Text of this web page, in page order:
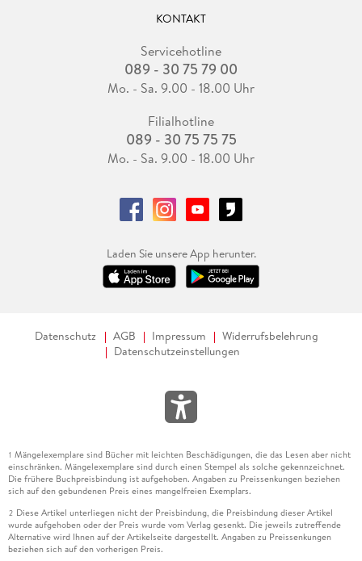
KONTAKT
Servicehotline
089 - 30 75 79 00
Mo. - Sa. 9.00 - 18.00 Uhr
Filialhotline
089 - 30 75 75 75
Mo. - Sa. 9.00 - 18.00 Uhr
Laden Sie unsere App herunter.
Datenschutz AGB Impressum
Widerrufsbelehrung
Datenschutzeinstellungen
1 Mängelexemplare sind Bücher mit leichten Beschädigungen, die das Lesen aber nicht
einschränken. Mängelexemplare sind durch einen Stempel als solche gekennzeichnet.
Die frühere Buchpreisbindung ist aufgehoben. Angaben zu Preissenkungen beziehen
sich auf den gebundenen Preis eines mangelfreien Exemplars.
2 Diese Artikel unterliegen nicht der Preisbindung, die Preisbindung dieser Artikel
wurde aufgehoben oder der Preis wurde vom Verlag gesenkt. Die jeweils zutreffende
Alternative wird Ihnen auf der Artikelseite dargestellt. Angaben zu Preissenkungen
beziehen sich auf den vorherigen Preis.